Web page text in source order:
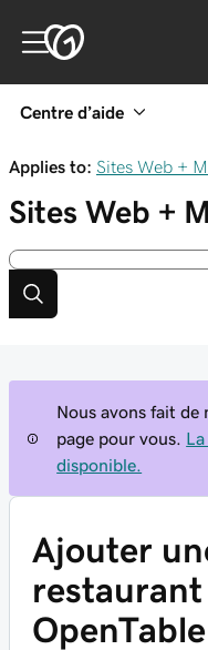
Centre d’aide
Applies to: Sites Web +
Sites Web +
Nous avons fait
page pour vous.
disponible.
Ajouter
restaurant
OpenTable